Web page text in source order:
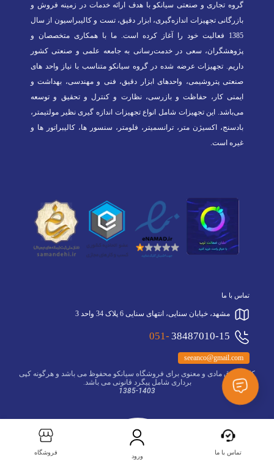
تماس با ما
ورود
فروشگاه
گروه تجاری و صنعتی سیانکو با هدف ارائه خدمات در زمینه فروش و
بازرگانی تجهیزات اندازه‌گیری، ابزار دقیق، تست و کالیبراسیون از سال
1385 فعالیت خود را آغاز کرده است. ما با همکاری متخصصان و
پژوهشگران، سعی در خدمت‌رسانی به جامعه علمی و صنعتی کشور
داریم. تجهیزات عرضه شده در گروه سیانکو متناسب با نیاز واحد های
صنعتی پتروشیمی، واحدهای ابزار دقیق، فنی و مهندسی، بهداشت و
ایمنی کار، حفاظت و بازرسی، نظارت و کنترل و تحقیق و توسعه
می‌باشد. این تجهیزات شامل انواع تجهیزات اندازه گیری نظیر مولتیمتر،
بادسنج، اکسیژن متر، ترانسمیتر، فلومتر، سنسور ها، کالیبراتور ها و
غیره است.
تماس با ما
مشهد، خیابان سنایی، انتهای سنایی 6 پلاک 34 واحد 3
051- 38487010-15
seeanco@gmail.com
کلیه حقوق مادی و معنوی برای فروشگاه سیانکو محفوظ می باشد و هرگونه کپی
برداری شامل پیگرد قانونی می باشد.
1385-1403